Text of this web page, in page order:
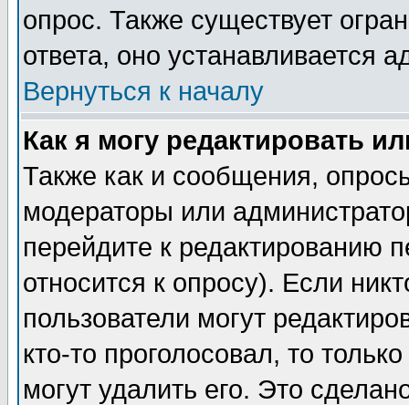
опрос. Также существует
ответа, оно устанавливается
Вернуться к началу
Как я могу редактировать
Также как и сообщения,
модераторы или
перейдите к редактированию
относится к опросу). Если
пользователи могут
кто-то проголосовал, то
могут удалить его. Это